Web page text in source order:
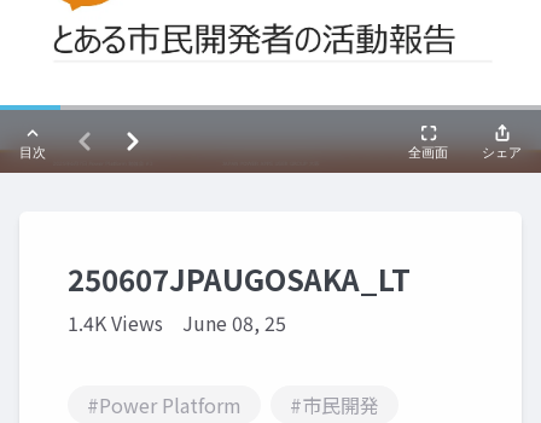
250607JPAUGOSAKA_LT
1.4K Views June 08, 25
#Power Platform
#市民開発